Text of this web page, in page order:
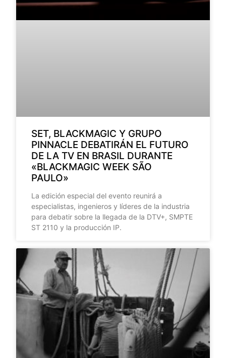
SET, BLACKMAGIC Y GRUPO
PINNACLE DEBATIRÁN EL FUTURO
DE LA TV EN BRASIL DURANTE
«BLACKMAGIC WEEK SÃO
PAULO»
La edición especial del evento reunirá a
especialistas, ingenieros y líderes de la industria
para debatir sobre la llegada de la DTV+, SMPTE
ST 2110 y la producción IP.